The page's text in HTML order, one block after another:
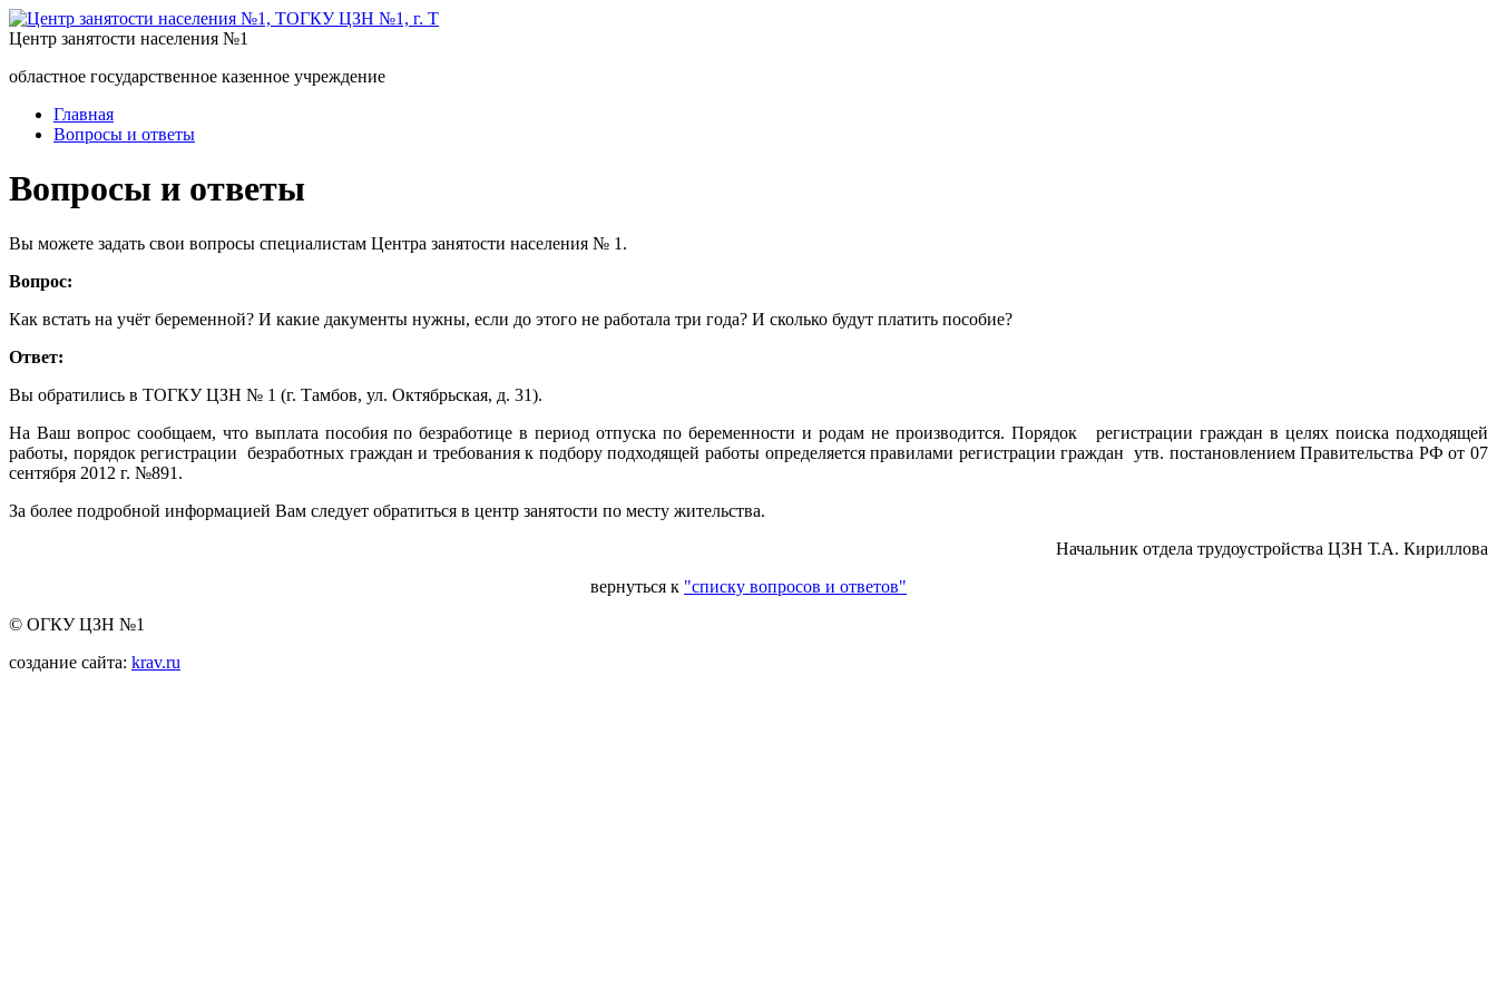
Центр занятости населения №1
областное государственное казенное учреждение
Главная
Вопросы и ответы
Вопросы и ответы
Вы можете задать свои вопросы специалистам Центра занятости населения № 1.
Вопрос:
Как встать на учёт беременной? И какие дакументы нужны, если до этого не работала три года? И сколько будут платить пособие?
Ответ:
Вы обратились в ТОГКУ ЦЗН № 1 (г. Тамбов, ул. Октябрьская, д. 31).
На Ваш вопрос сообщаем, что выплата пособия по безработице в период отпуска по беременности и родам не производится. Порядок регистрации граждан в целях поиска подходящей
работы, порядок регистрации безработных граждан и требования к подбору подходящей работы определяется правилами регистрации граждан утв. постановлением Правительства РФ от 07
сентября 2012 г. №891.
За более подробной информацией Вам следует обратиться в центр занятости по месту жительства.
Начальник отдела трудоустройства ЦЗН Т.А. Кириллова
вернуться к "списку вопросов и ответов"
© ОГКУ ЦЗН №1
создание сайта: krav.ru